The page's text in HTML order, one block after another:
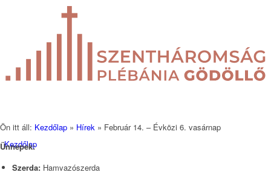
Kezdőlap
Ön itt áll: Kezdőlap » Hírek » Február 14. – Évközi 6. vasárnap
Ünnepek:
Szerda: Hamvazószerda